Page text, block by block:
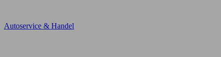
Autoservice & Handel